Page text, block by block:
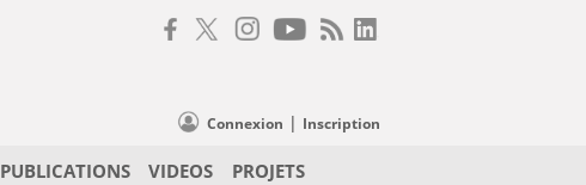
Connexion | Inscription
PUBLICATIONS VIDEOS PROJETS